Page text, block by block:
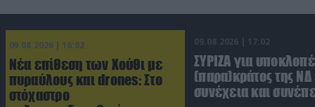
09.08.2026 | 16:02
Νέα επίθεση των Χούθι με
πυραύλους και drones: Στο
στόχαστρο
09.08.2026 | 17:02
ΣΥΡΙΖΑ για
(παρα)κράτος της ΝΔ
συνέχεια και